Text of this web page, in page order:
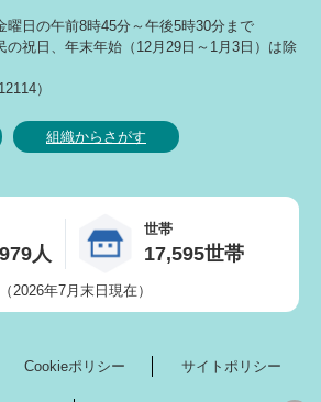
曜日の午前8時45分～午後5時30分まで
の祝日、年末年始（12月29日～1月3日）は除
）
組織からさがす
人
世帯
17,595世帯
（2026年7月末日現在）
Cookieポリシー サイトポリシー